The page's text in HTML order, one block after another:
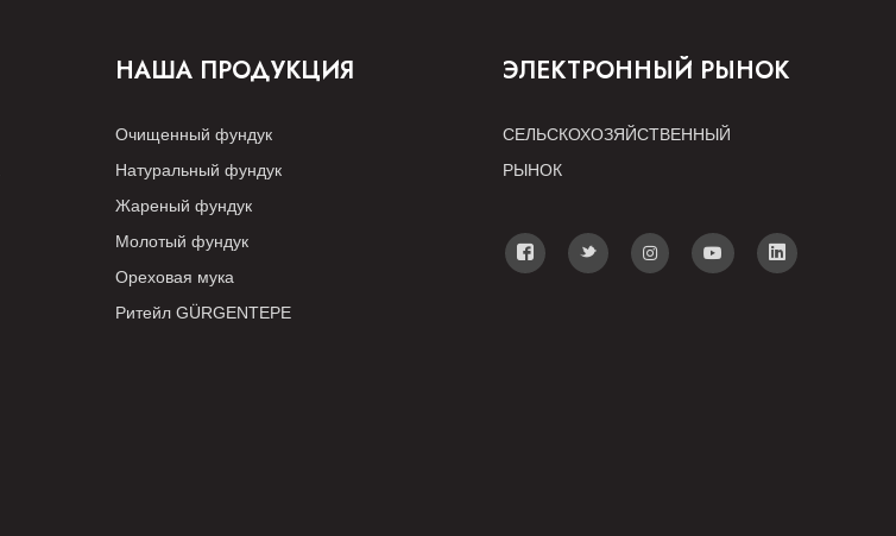
НАША ПРОДУКЦИЯ
Очищенный фундук
Натуральный фундук
Жареный фундук
Молотый фундук
Ореховая мука
Ритейл GÜRGENTEPE
ЭЛЕКТРОННЫЙ РЫНОК
СЕЛЬСКОХОЗЯЙСТВЕННЫЙ
РЫНОК